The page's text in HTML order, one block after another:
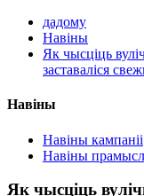
дадому
Навіны
Як чысціць
заставаліся
Навіны
Навіны кампаніі
Навіны
Як чысціць